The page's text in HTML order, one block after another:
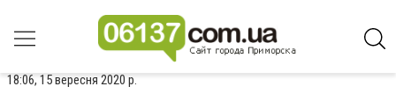
18:06, 15 вересня 2020 р.